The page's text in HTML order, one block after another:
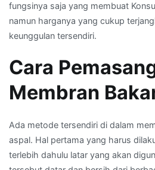
fungsinya saja yang membuat
namun harganya yang cukup
keunggulan tersendiri.
Cara
Membran
Ada metode tersendiri di dalam
aspal. Hal pertama yang harus
terlebih dahulu latar yang akan